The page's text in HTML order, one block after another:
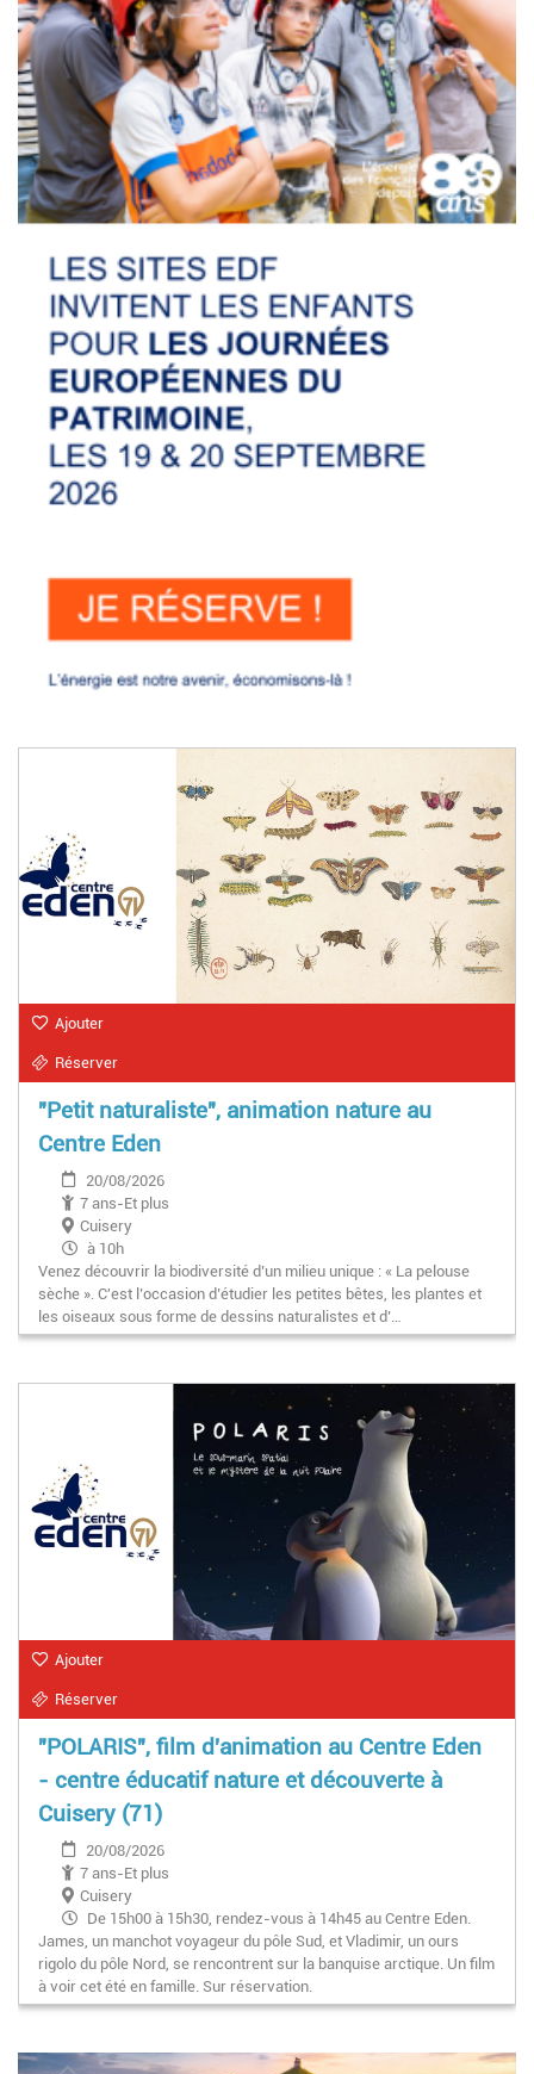
Ajouter
Réserver
"Petit naturaliste", animation nature au
Centre Eden
20/08/2026
7 ans-Et plus
Cuisery
à 10h
Venez découvrir la biodiversité d’un milieu unique : « La pelouse
sèche ». C'est l’occasion d’étudier les petites bêtes, les plantes et
les oiseaux sous forme de dessins naturalistes et d’…
Ajouter
Réserver
"POLARIS", film d'animation au Centre Eden
- centre éducatif nature et découverte à
Cuisery (71)
20/08/2026
7 ans-Et plus
Cuisery
De 15h00 à 15h30, rendez-vous à 14h45 au Centre Eden.
James, un manchot voyageur du pôle Sud, et Vladimir, un ours
rigolo du pôle Nord, se rencontrent sur la banquise arctique. Un film
à voir cet été en famille. Sur réservation.